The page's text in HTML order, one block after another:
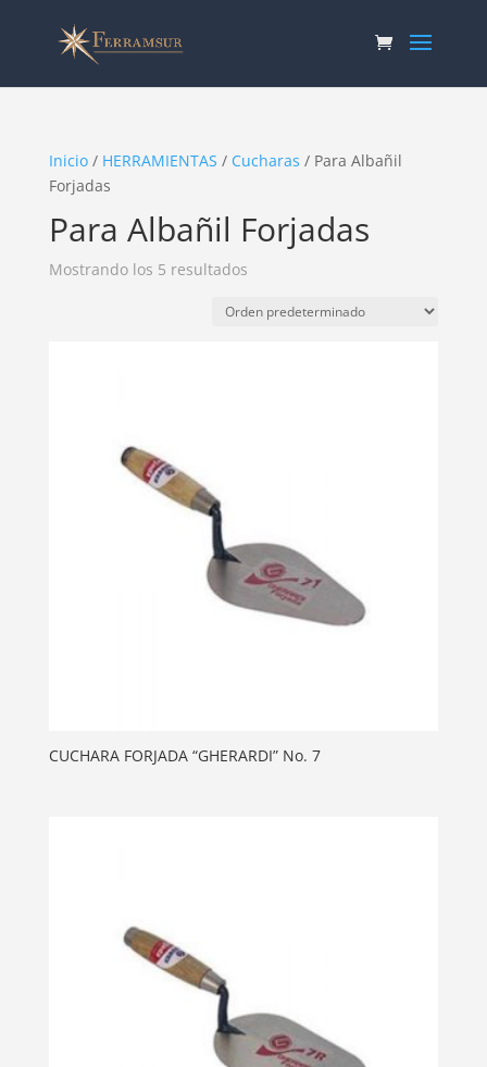
Inicio/ HERRAMIENTAS / Cucharas / Para Albañil
Forjadas
Para Albañil Forjadas
Mostrando los 5 resultados
CUCHARA FORJADA “GHERARDI” No. 7